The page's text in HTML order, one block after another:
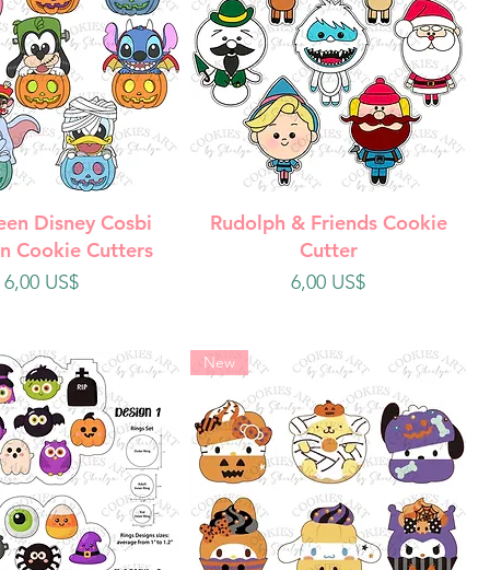
rápida
Disney Cosbi
Cookie Cutters
Precio
6,00 US$
Vista rápida
Rudolph & Friends Cookie
Cutter
Precio
6,00 US$
New